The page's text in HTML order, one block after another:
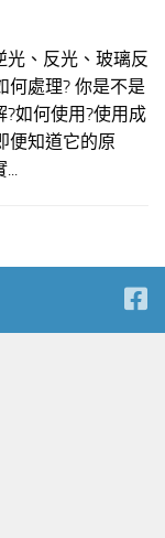
、反光、玻璃反
何處理? 你是不是
如何使用?使用成
便知道它的原